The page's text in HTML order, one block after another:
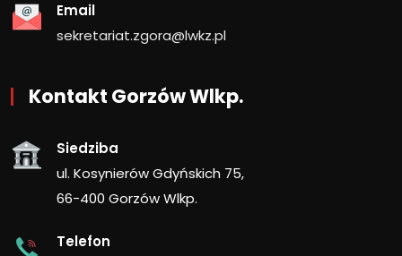
Email
sekretariat.zgora@lwkz.pl
Kontakt Gorzów Wlkp.
Siedziba
ul. Kosynierów Gdyńskich 75,
66-400 Gorzów Wlkp.
Telefon